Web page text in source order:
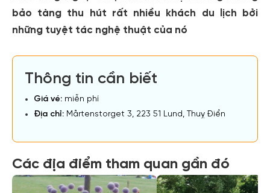
bảo tàng thu hút rất nhiều khách du lịch bởi
những tuyệt tác nghệ thuật của nó
Thông tin cần biết
Giá vé: miễn phí
Địa chỉ: Mårtenstorget 3, 223 51 Lund, Thuỵ Điển
Các địa điểm tham quan gần đó